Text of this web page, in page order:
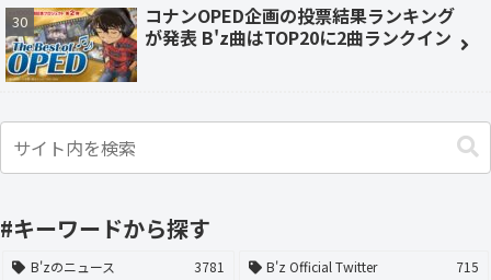
コナンOPED企画の投票結果ランキング
が発表 B'z曲はTOP20に2曲ランクイン
#キーワードから探す
B'zのニュース 3781 B'z Official Twitter
715